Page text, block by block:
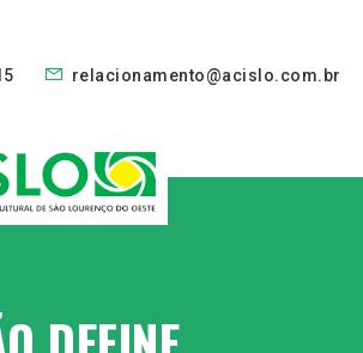
relacionamento@acislo.com.br